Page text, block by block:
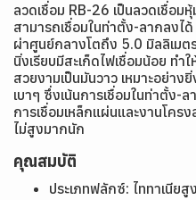
ลวดเชื่อม RB-26 เป็นลวดเชื่อ
สามารถเชื่อมในท่าตั้ง-ลากลงไ
ผ่าศูนย์กลางโตถึง 5.0 มิลลิเมต
นิ่งเรียบมีสะเก็ดไฟเชื่อมน้อย ทำ
สวยงามเป็นมันวาว เหมาะอย่าง
เบาๆ ซึ่งเน้นการเชื่อมในท่าตั้ง-
การเชื่อมเหล็กแผ่นและงานโคร
ไม่สูงมากนัก
คุณสมบัติ
ประเภทฟลักซ์: ไททาเนี